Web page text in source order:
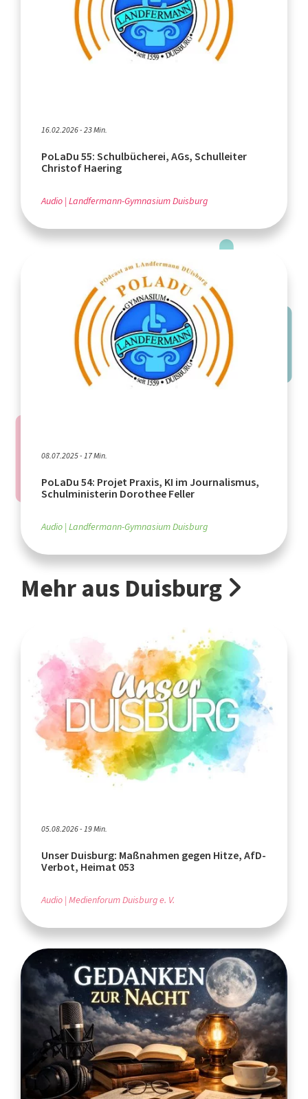
16.02.2026 - 23 Min.
PoLaDu 55: Schulbücherei, AGs, Schulleiter
Christof Haering
Audio Landfermann-Gymnasium Duisburg
08.07.2025 - 17 Min.
PoLaDu 54: Projet Praxis, KI im Journalismus,
Schulministerin Dorothee Feller
Audio Landfermann-Gymnasium Duisburg
Mehr aus Duisburg
05.08.2026 - 19 Min.
Unser Duisburg: Maßnahmen gegen Hitze, AfD-
Verbot, Heimat 053
Audio Medienforum Duisburg e. V.